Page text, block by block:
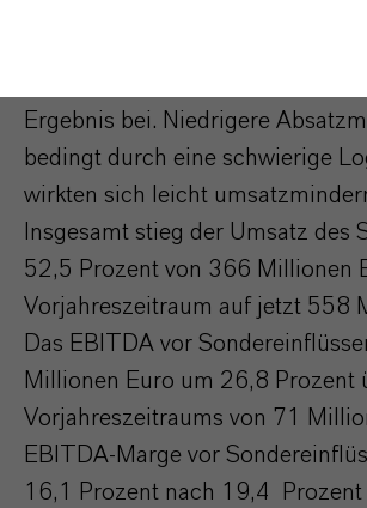
Ergebnis bei. Niedrigere
bedingt durch eine schwierige
wirkten sich leicht
Insgesamt stieg der Umsatz des
52,5 Prozent von 366 Millionen
Vorjahreszeitraum auf jetzt 558
Das EBITDA vor
Millionen Euro um 26,8 Prozent
Vorjahreszeitraums von 71
EBITDA-Marge vor
16,1 Prozent nach 19,4 Prozent